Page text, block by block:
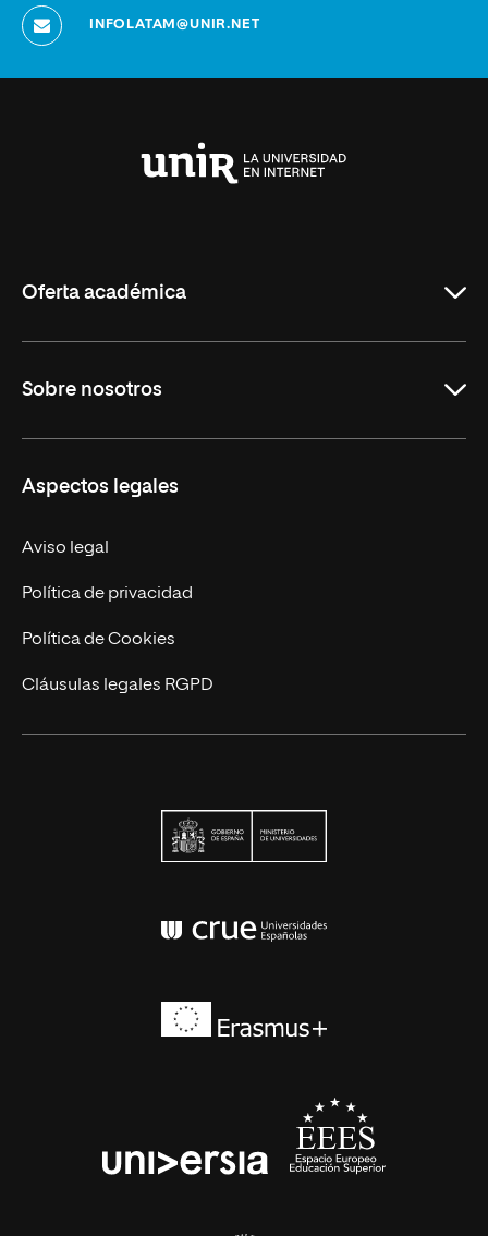
INFOLATAM@UNIR.NET
Oferta académica
Carreras
Sobre nosotros
Nuestro Equipo
Trabaja en UNIR
Actualidad
Contáctanos
Aspectos legales
Aviso legal
Política de privacidad
Política de Cookies
Cláusulas legales RGPD
Conferencia de
universia